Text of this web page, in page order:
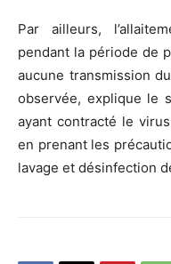
Par ailleurs,
pendant la période de
aucune transmission
observée, explique le
ayant contracté le
en prenant les
lavage et désinfection